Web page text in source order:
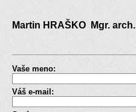
Martin HRAŠKO Mgr. arch.
Vaše meno:
Váš e-mail: